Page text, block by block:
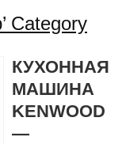
Category
КУХОННАЯ
МАШИНА
KENWOOD
—